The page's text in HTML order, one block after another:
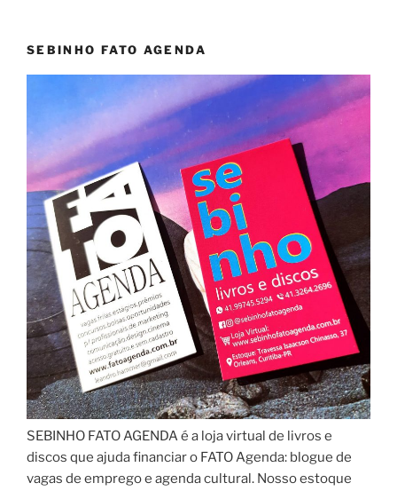
SEBINHO FATO AGENDA
SEBINHO FATO AGENDA é a loja virtual de livros e
discos que ajuda financiar o FATO Agenda: blogue de
vagas de emprego e agenda cultural. Nosso estoque